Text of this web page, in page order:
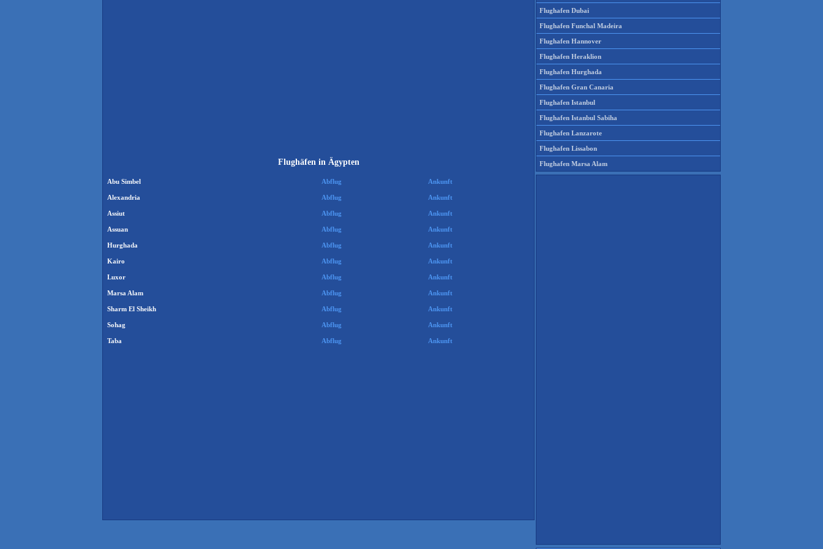
Flughäfen in Ägypten
Abu Simbel Abflug Ankunft
Alexandria Abflug Ankunft
Assiut Abflug Ankunft
Assuan Abflug Ankunft
Hurghada Abflug Ankunft
Kairo Abflug Ankunft
Luxor Abflug Ankunft
Marsa Alam Abflug Ankunft
Sharm El Sheikh Abflug Ankunft
Sohag Abflug Ankunft
Taba Abflug Ankunft
Flughafen Dubai
Flughafen Funchal Madeira
Flughafen Hannover
Flughafen Heraklion
Flughafen Hurghada
Flughafen Gran Canaria
Flughafen Istanbul
Flughafen Istanbul Sabiha
Flughafen Lanzarote
Flughafen Lissabon
Flughafen Marsa Alam